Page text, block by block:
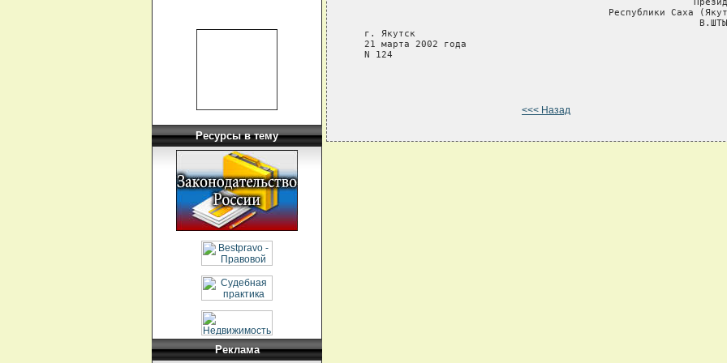
Ресурсы в тему
Реклама
Республики Саха
   г. Якутск
   21 марта 2002 года
   N 124
<<< Назад